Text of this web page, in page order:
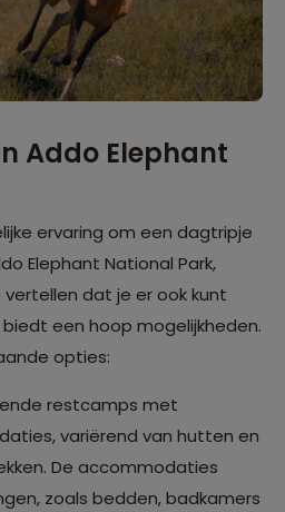
Addo Elephant
ervaring om een dagtripje
Elephant National Park,
dat je er ook kunt
een hoop mogelijkheden.
opties:
restcamps met
variërend van hutten en
De accommodaties
zoals bedden, badkamers